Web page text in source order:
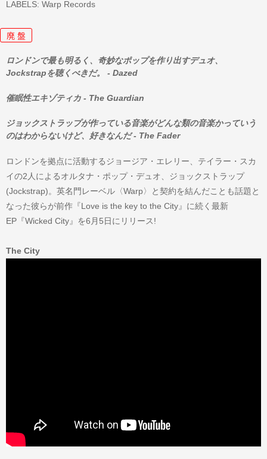
LABELS: Warp Records
廃 盤
ロンドンで最も明るく、奇妙なポップを作り出すデュオ、
Jockstrapを聴くべきだ。 - Dazed
催眠性エキゾティカ - The Guardian
ジョックストラップが作っている音楽がどんな類の音楽かっていう
のはわからないけど、好きなんだ - The Fader
ロンドンを拠点に活動するジョージア・エレリー、テイラー・スカ
イの2人によるオルタナ・ポップ・デュオ、ジョックストラップ
(Jockstrap)。英名門レーベル〈Warp〉と契約を結んだことも話題と
なった彼らが前作『Love is the key to the City』に続く最新
EP『Wicked City』を6月5日にリリース!
The City